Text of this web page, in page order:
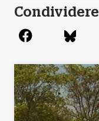
Condividere